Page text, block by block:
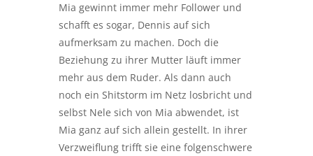
Mia gewinnt immer mehr Follower und
schafft es sogar, Dennis auf sich
aufmerksam zu machen. Doch die
Beziehung zu ihrer Mutter läuft immer
mehr aus dem Ruder. Als dann auch
noch ein Shitstorm im Netz losbricht und
selbst Nele sich von Mia abwendet, ist
Mia ganz auf sich allein gestellt. In ihrer
Verzweiflung trifft sie eine folgenschwere